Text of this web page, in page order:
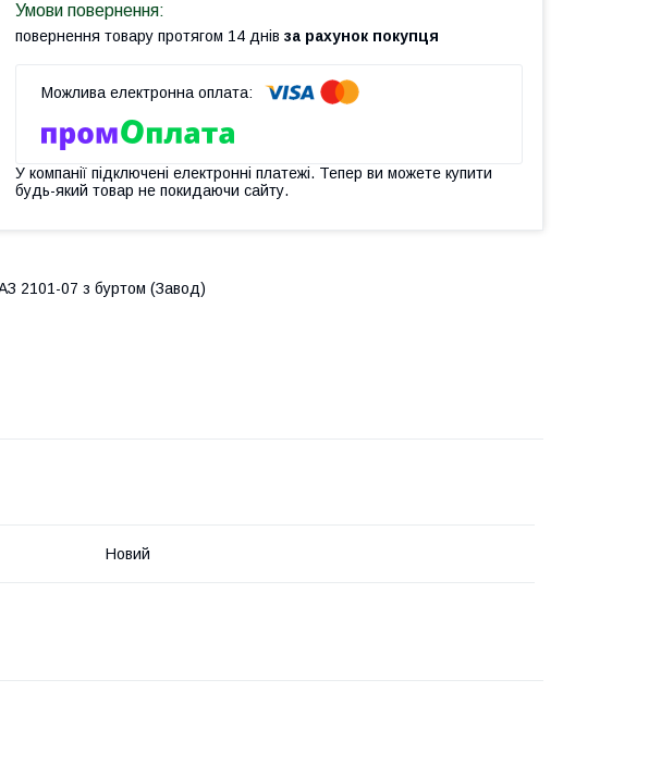
повернення товару протягом 14 днів за рахунок покупця
У компанії підключені електронні платежі. Тепер ви можете купити
будь-який товар не покидаючи сайту.
2101-07 з буртом (Завод)
Новий